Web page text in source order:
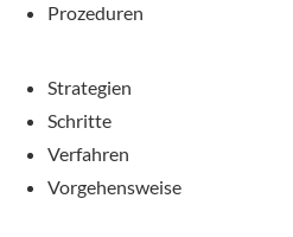
Prozeduren
Strategien
Schritte
Verfahren
Vorgehensweise